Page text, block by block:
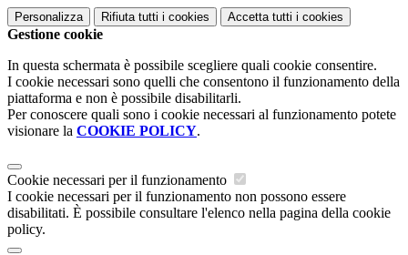
Personalizza Rifiuta tutti i cookies Accetta tutti i cookies
Gestione cookie
In questa schermata è possibile scegliere quali cookie consentire.
I cookie necessari sono quelli che consentono il funzionamento della
piattaforma e non è possibile disabilitarli.
Per conoscere quali sono i cookie necessari al funzionamento potete
visionare la COOKIE POLICY.
Cookie necessari per il funzionamento
I cookie necessari per il funzionamento non possono essere
disabilitati. È possibile consultare l'elenco nella pagina della cookie
policy.